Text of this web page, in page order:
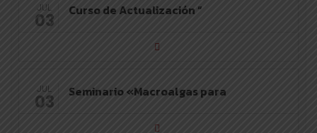
JUL
03 Curso de Actualización “
JUL
03 Seminario «Macroalgas para